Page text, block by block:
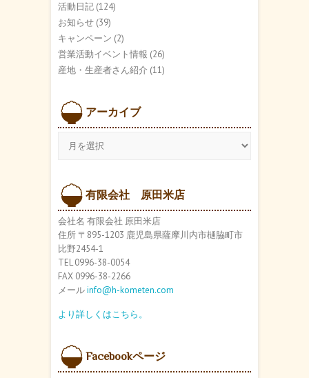
活動日記 (124)
お知らせ (39)
キャンペーン (2)
営業活動イベント情報 (26)
産地・生産者さん紹介 (11)
アーカイブ
ブ
有限会社 原田米店
会社名 有限会社 原田米店
住所 〒895-1203 鹿児島県薩摩川内市樋脇町市
比野2454-1
TEL 0996-38-0054
FAX 0996-38-2266
メールinfo@h-kometen.com
より詳しくはこちら。
Facebookページ